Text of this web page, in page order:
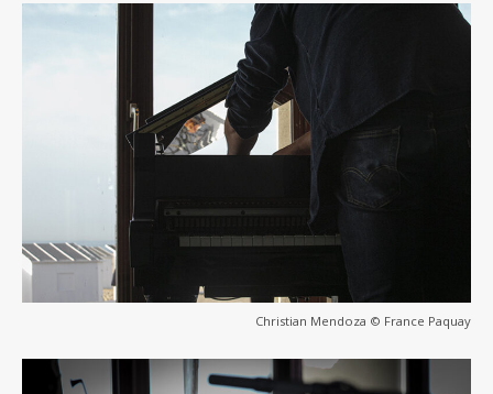
Christian Mendoza © France Paquay